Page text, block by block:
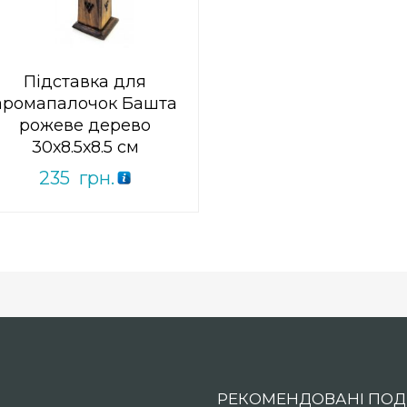
Підставка для
Башта
рожеве дерево
30х8.5х8.5 см
235 грн.
РЕКОМЕНДОВАНІ